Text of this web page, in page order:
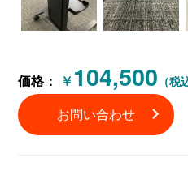
価格： ￥ 104,500 （税
お問い合わせ